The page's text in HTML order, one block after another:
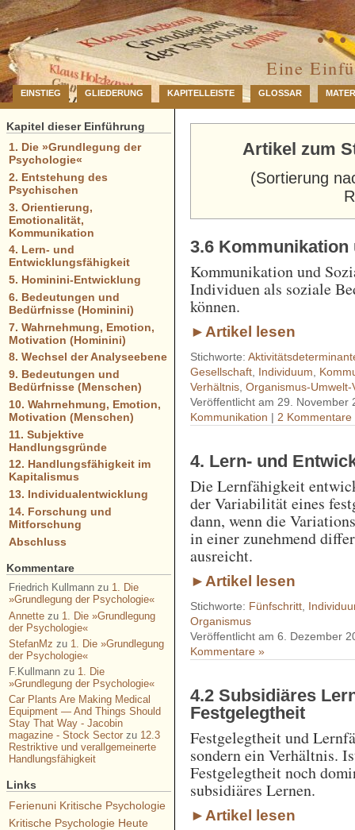
…
Eine
EINSTIEG GLIEDERUNG KAPITELLEISTE GLOSSAR
Artikel zum
(Sortierung
3.6
Kommunikation und
Individuen als soziale
können.
►Artikel lesen
Stichworte:
Gesellschaft Individuum
Verhältnis ,Organismus-Umwelt-
Veröffentlicht am 29. November
Kommunikation | 2 Kommentare
4. Lern- und
Die Lernfähigkeit
der Variabilität eines
dann, wenn die
in einer zunehmend
ausreicht.
►Artikel lesen
Stichworte: Fünfschritt
Organismus
Veröffentlicht am 6. Dezember
Kommentare »
4.2 Subsidiäres
Festgelegtheit
Festgelegtheit und
sondern ein Verhältnis.
Festgelegtheit noch
subsidiäres Lernen.
►Artikel lesen
Kapitel dieser Einführung
1. Die »Grundlegung der
Psychologie«
2. Entstehung des
Psychischen
3. Orientierung,
Emotionalität,
Kommunikation
4. Lern- und
Entwicklungsfähigkeit
5. Hominini-Entwicklung
6. Bedeutungen und
Bedürfnisse (Hominini)
7. Wahrnehmung, Emotion,
Motivation (Hominini)
8. Wechsel der Analyseebene
9. Bedeutungen und
Bedürfnisse (Menschen)
10. Wahrnehmung, Emotion,
Motivation (Menschen)
11. Subjektive
Handlungsgründe
12. Handlungsfähigkeit im
Kapitalismus
13. Individualentwicklung
14. Forschung und
Mitforschung
Abschluss
Kommentare
Friedrich Kullmannzu 1. Die
»Grundlegung der Psychologie«
Annettezu 1. Die »Grundlegung
der Psychologie«
StefanMz zu 1. Die »Grundlegung
der Psychologie«
F.Kullmannzu 1. Die
»Grundlegung der Psychologie«
Car Plants Are Making Medical
Equipment — And Things Should
Stay That Way - Jacobin
magazine - Stock Sectorzu 12.3
Restriktive und verallgemeinerte
Handlungsfähigkeit
Links
Ferienuni Kritische Psychologie
Kritische Psychologie Heute